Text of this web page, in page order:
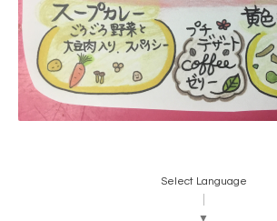
Select Language
▼